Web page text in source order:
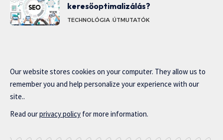
keresőoptimalizálás?
TECHNOLÓGIA ÚTMUTATÓK
Our website stores cookies on your computer. They allow us to
remember you and help personalize your experience with our
site..
Read ourprivacy policy for more information.